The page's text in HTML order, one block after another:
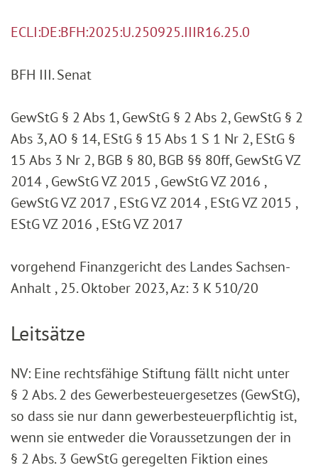
ECLI:DE:BFH:2025:U.250925.IIIR16.25.0
BFH III. Senat
GewStG § 2 Abs 1, GewStG § 2 Abs 2, GewStG § 2
Abs 3, AO § 14, EStG § 15 Abs 1 S 1 Nr 2, EStG §
15 Abs 3 Nr 2, BGB § 80, BGB §§ 80ff, GewStG VZ
2014 , GewStG VZ 2015 , GewStG VZ 2016 ,
GewStG VZ 2017 , EStG VZ 2014 , EStG VZ 2015 ,
EStG VZ 2016 , EStG VZ 2017
vorgehend Finanzgericht des Landes Sachsen-
Anhalt , 25. Oktober 2023, Az: 3 K 510/20
Leitsätze
NV: Eine rechtsfähige Stiftung fällt nicht unter
§ 2 Abs. 2 des Gewerbesteuergesetzes (GewStG),
so dass sie nur dann gewerbesteuerpflichtig ist,
wenn sie entweder die Voraussetzungen der in
§ 2 Abs. 3 GewStG geregelten Fiktion eines